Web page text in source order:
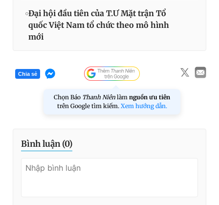
Đại hội đầu tiên của T.Ư Mặt trận Tổ
quốc Việt Nam tổ chức theo mô hình
mới
Chia sẻ
Chọn Báo Thanh Niên làm nguồn ưu tiên
trên Google tìm kiếm. Xem hướng dẫn.
Bình luận (0)